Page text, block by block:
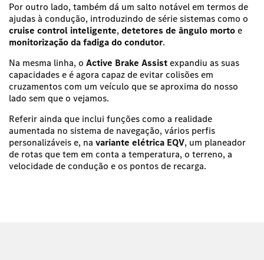
Por outro lado, também dá um salto notável em termos de
ajudas à condução, introduzindo de série sistemas como o
cruise control inteligente,detetores de ângulo mortoe
monitorização da fadiga do condutor.
Na mesma linha, o Active Brake Assistexpandiu as suas
capacidades e é agora capaz de evitar colisões em
cruzamentos com um veículo que se aproxima do nosso
lado sem que o vejamos.
Referir ainda que inclui funções como a realidade
aumentada no sistema de navegação, vários perfis
personalizáveis e, na variante elétrica EQV, um planeador
de rotas que tem em conta a temperatura, o terreno, a
velocidade de condução e os pontos de recarga.